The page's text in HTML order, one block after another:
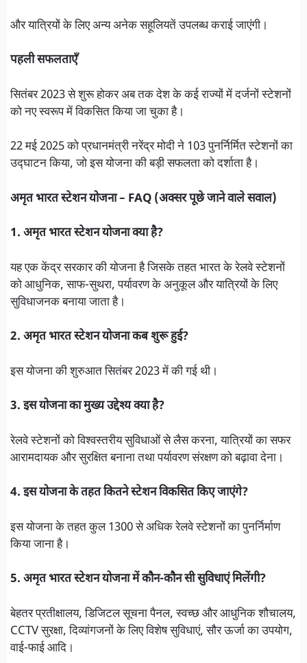
और यात्रियों के लिए अन्य अनेक सहूलियतें उपलब्ध कराई जाएंगी।
पहली सफलताएँ
सितंबर 2023 से शुरू होकर अब तक देश के कई राज्यों में दर्जनों स्टेशनों
को नए स्वरूप में विकसित किया जा चुका है।
22 मई 2025 को प्रधानमंत्री नरेंद्र मोदी ने 103 पुनर्निर्मित स्टेशनों का
उद्घाटन किया, जो इस योजना की बड़ी सफलता को दर्शाता है।
अमृत भारत स्टेशन योजना – FAQ (अक्सर पूछे जाने वाले सवाल)
1. अमृत भारत स्टेशन योजना क्या है?
यह एक केंद्र सरकार की योजना है जिसके तहत भारत के रेलवे स्टेशनों
को आधुनिक, साफ-सुथरा, पर्यावरण के अनुकूल और यात्रियों के लिए
सुविधाजनक बनाया जाता है।
2. अमृत भारत स्टेशन योजना कब शुरू हुई?
इस योजना की शुरुआत सितंबर 2023 में की गई थी।
3. इस योजना का मुख्य उद्देश्य क्या है?
रेलवे स्टेशनों को विश्वस्तरीय सुविधाओं से लैस करना, यात्रियों का सफर
आरामदायक और सुरक्षित बनाना तथा पर्यावरण संरक्षण को बढ़ावा देना।
4. इस योजना के तहत कितने स्टेशन विकसित किए जाएंगे?
इस योजना के तहत कुल 1300 से अधिक रेलवे स्टेशनों का पुनर्निर्माण
किया जाना है।
5. अमृत भारत स्टेशन योजना में कौन-कौन सी सुविधाएं मिलेंगी?
बेहतर प्रतीक्षालय, डिजिटल सूचना पैनल, स्वच्छ और आधुनिक शौचालय,
CCTV सुरक्षा, दिव्यांगजनों के लिए विशेष सुविधाएं, सौर ऊर्जा का उपयोग,
वाई-फाई आदि।